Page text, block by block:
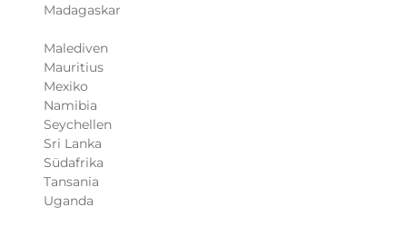
Madagaskar
Malediven
Mauritius
Mexiko
Namibia
Seychellen
Sri Lanka
Südafrika
Tansania
Uganda